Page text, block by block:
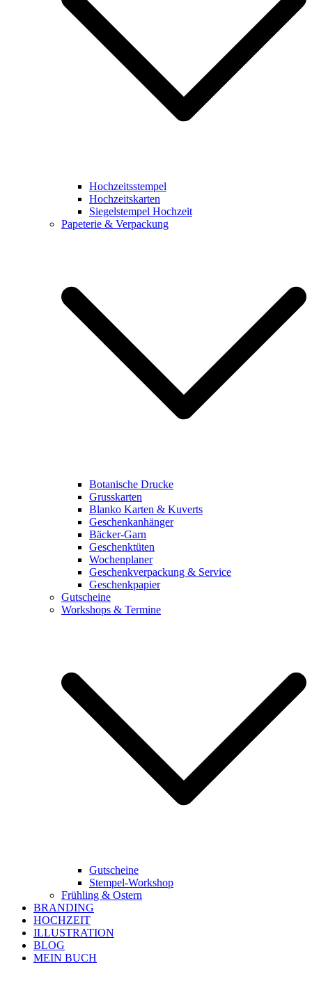
Hochzeitsstempel
Hochzeitskarten
Siegelstempel Hochzeit
Papeterie & Verpackung
Botanische Drucke
Grusskarten
Blanko Karten & Kuverts
Geschenkanhänger
Bäcker-Garn
Geschenktüten
Wochenplaner
Geschenkverpackung & Service
Geschenkpapier
Gutscheine
Workshops & Termine
Gutscheine
Stempel-Workshop
Frühling & Ostern
BRANDING
HOCHZEIT
ILLUSTRATION
BLOG
MEIN BUCH